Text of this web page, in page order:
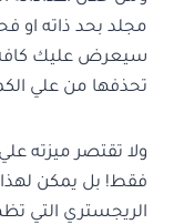
مجلد بحد ذاته او
سيعرض عليك كافة
تحذفها من علي
ولا تقتصر ميزته
فقط! بل يمكن لهذا
الريجستري التي